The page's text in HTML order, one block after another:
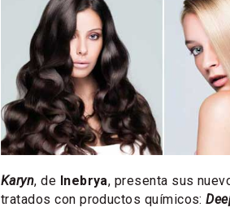
Karyn, de Inebrya, presenta sus
tratados con productos químicos: